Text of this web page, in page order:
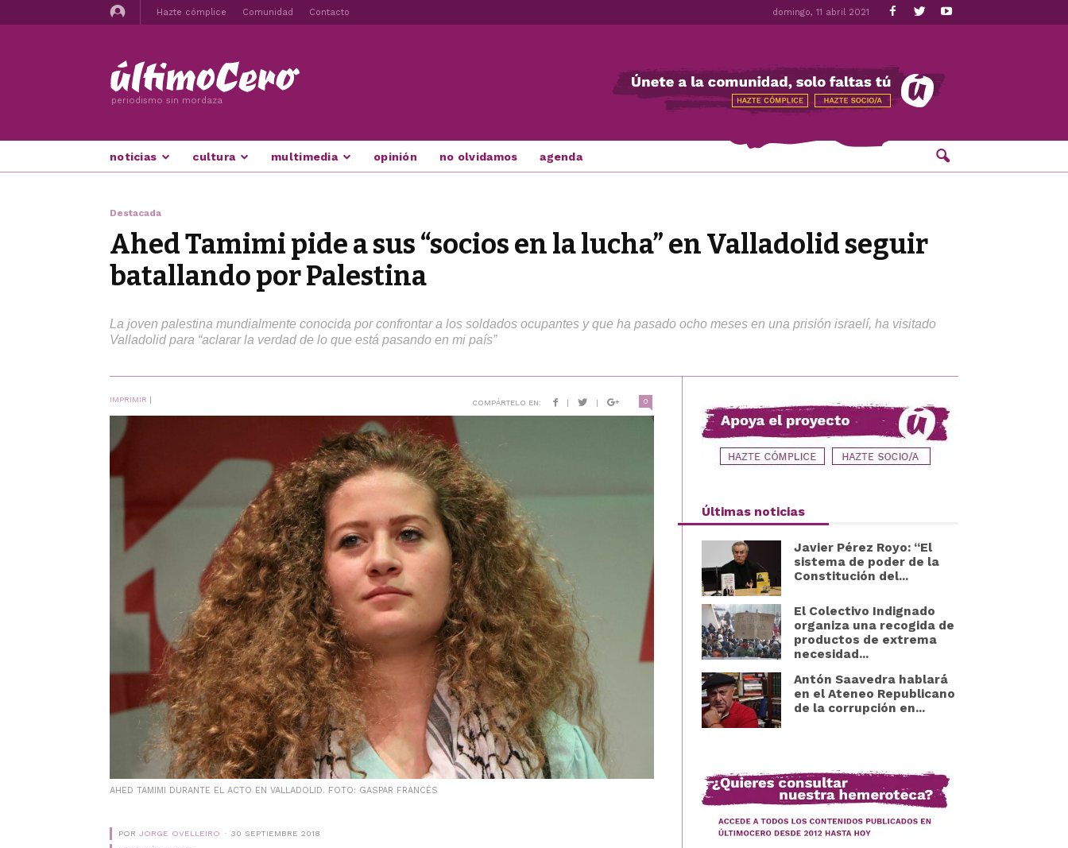
Hazte cómplice Comunidad Contacto domingo, 11 abril 2021
periodismo sin mordaza
noticias cultura multimedia opinión no olvidamos agenda
Destacada
Ahed Tamimi pide a sus “socios en la lucha” en Valladolid seguir
batallando por Palestina
La joven palestina mundialmente conocida por confrontar a los soldados ocupantes y que ha pasado ocho meses en una prisión israelí, ha visitado
Valladolid para “aclarar la verdad de lo que está pasando en mi país”
IMPRIMIR | COMPÁRTELO EN: | | 0
AHED TAMIMI DURANTE EL ACTO EN VALLADOLID. FOTO: GASPAR FRANCÉS
POR JORGE OVELLEIRO
30 SEPTIEMBRE 2018
Últimas noticias
Javier Pérez Royo: “El
sistema de poder de la
Constitución del...
El Colectivo Indignado
organiza una recogida de
productos de extrema
necesidad...
Antón Saavedra hablará
en el Ateneo Republicano
de la corrupción en...